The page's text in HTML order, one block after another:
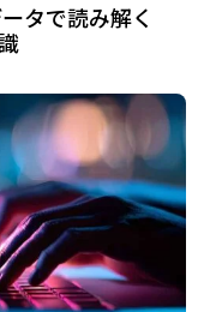
タで読み解く